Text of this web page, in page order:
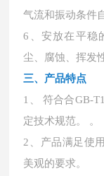
气流和振动条件
6
安放在平稳
尘、腐蚀、挥发
三、产品特点
1、 符合合GB-
定技术规范。 。
2、产品满足使
美观的要求。